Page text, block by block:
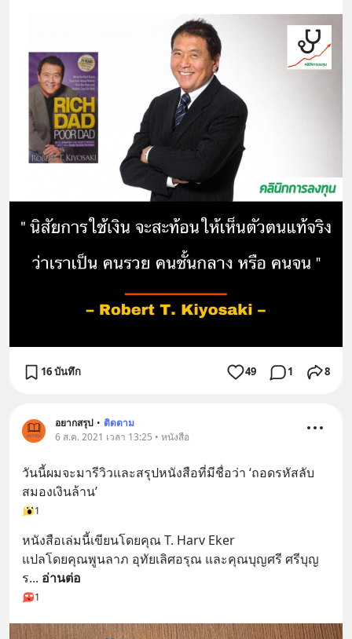
16 บันทึก 49 1 8
อยากสรุป • ติดตาม
6 ส.ค. 2021 เวลา 13:25 • หนังสือ
วันนี้ผมจะมารีวิวและสรุปหนังสือที่มีชื่อว่า ‘ถอดรหัสลับ
สมองเงินล้าน’
1
หนังสือเล่มนี้เขียนโดยคุณ T. Harv Eker
แปลโดยคุณพูนลาภ อุทัยเลิศอรุณ และคุณบุญศรี ศรีบุญ
ร... อ่านต่อ
1